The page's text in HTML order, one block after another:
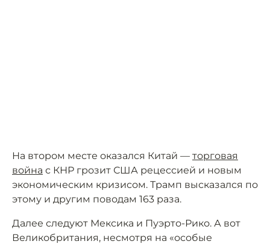
На втором месте оказался Китай — торговая
война с КНР грозит США рецессией и новым
экономическим кризисом. Трамп высказался по
этому и другим поводам 163 раза.
Далее следуют Мексика и Пуэрто-Рико. А вот
Великобритания, несмотря на «особые